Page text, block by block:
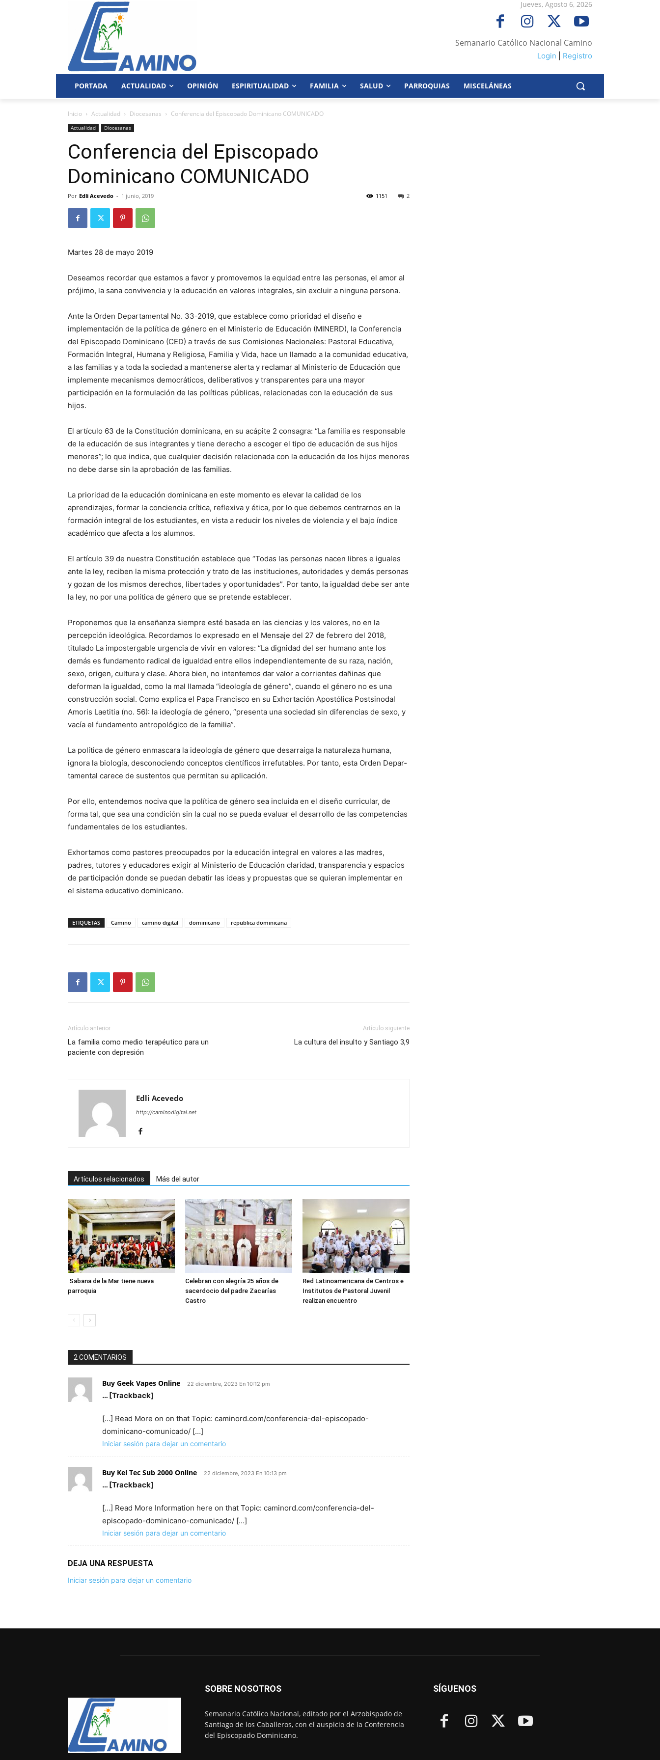
Jueves, Agosto 6, 2026
Semanario Católico Nacional Camino
Login Registro
PORTADA ACTUALIDAD OPINIÓN ESPIRITUALIDAD FAMILIA SALUD PARROQUIAS MISCELÁNEAS
Inicio Actualidad Diocesanas Conferencia del Episcopado Dominicano COMUNICADO
Actualidad Diocesanas
Conferencia del Episcopado
Dominicano COMUNICADO
Por Edli Acevedo - 1 junio, 2019 2
1151
Martes 28 de mayo 2019
Deseamos recordar que estamos a favor y promovemos la equidad entre las personas, el amor al
prójimo, la sana convivencia y la educación en ­valores integrales, sin excluir a nin­guna persona.
Ante la Orden Departa­mental No. 33-2019, que esta­blece como prioridad el diseño e
implementación de la política de género en el Minis­terio de Educación (MINERD), la Con­ferencia
del Episcopado Domi­nicano (CED) a través de sus Comisiones Nacionales: Pasto­ral Educativa,
Formación Inte­gral, Humana y Religiosa, Familia y Vida, hace un llamado a la comunidad educativa,
a las familias y a toda la sociedad a mantenerse alerta y reclamar al Ministerio de Educación que
implemente mecanismos demo­cráticos, deliberativos y transparentes para una mayor
participación en la formulación de las políticas públicas, relacionadas con la educación de sus
hijos.
El artículo 63 de la Consti­tución dominicana, en su acá­pite 2 consagra: “La familia es responsable
de la educación de sus integrantes y tiene derecho a escoger el tipo de educación de sus hijos
menores”; lo que indica, que cualquier decisión relacionada con la educación de los hijos menores
no debe darse sin la aprobación de las ­familias.
La prioridad de la educación dominicana en este momento es elevar la calidad de los
aprendizajes, formar la conciencia crítica, reflexiva y ética, por lo que debemos centrarnos en la
formación integral de los estudiantes, en vista a reducir los niveles de violencia y el bajo índice
académico que afecta a los alumnos.
El artículo 39 de nuestra Constitución establece que “Todas las personas nacen libres e iguales
ante la ley, reciben la misma protección y trato de las instituciones, autoridades y demás personas
y gozan de los mismos derechos, libertades y oportunidades”. Por tanto, la igualdad debe ser ante
la ley, no por una política de género que se pretende establecer.
Proponemos que la ense­ñanza siempre esté basada en las ciencias y los valores, no en la
percepción ideológica. Recordamos lo expresado en el Mensaje del 27 de febrero del 2018,
titulado La impostergable urgencia de vivir en valores: “La dignidad del ser humano ante los
demás es fundamento radical de igualdad entre ellos independientemente de su raza, nación,
sexo, origen, cultura y clase. Ahora bien, no intentemos dar valor a corrientes dañinas que
deforman la igualdad, como la mal ­llamada “ideología de género”, cuando el género no es una
construcción social. Como explica el Papa Francisco en su Exhortación Apostólica Postsinodal
Amoris Laetitia (no. 56): la ideología de género, “presenta una sociedad sin diferencias de sexo, y
vacía el fundamento antropológico de la familia”.
La política de género enmascara la ideo­logía de género que desarraiga la naturaleza humana,
ignora la biología, desconociendo conceptos científicos irrefutables. Por tanto, esta Orden Depar­
tamental carece de sustentos que permitan su aplicación.
Por ello, entendemos nociva que la política de género sea incluida en el diseño curricular, de
forma tal, que sea una condición sin la cual no se pueda evaluar el desarrollo de las competencias
fundamentales de los estu­diantes.
Exhortamos como pastores preocupados por la educación integral en valores a las madres,
padres, tutores y educadores exigir al Ministerio de Educa­ción claridad, transparencia y espacios
de participación donde se puedan debatir las ideas y propuestas que se quieran implementar en
el sistema educativo dominicano.
ETIQUETAS Camino camino digital dominicano republica dominicana
Artículo anterior
La familia como medio terapéutico para un
paciente con depresión
Artículo siguiente
La cultura del insulto y Santiago 3,9
Edli Acevedo
http://caminodigital.net
Artículos relacionados Más del autor
Sabana de la Mar tiene nueva
parroquia
Celebran con alegría 25 años de
sacerdocio del padre Zacarías
Castro
Red Latinoamericana de Centros e
Institutos de Pastoral Juvenil
realizan encuentro
2 COMENTARIOS
Buy Geek Vapes Online 22 diciembre, 2023 En 10:12 pm
… [Trackback]
[…] Read More on on that Topic: caminord.com/conferencia-del-episcopado-
dominicano-comunicado/ […]
Iniciar sesión para dejar un comentario
Buy Kel Tec Sub 2000 Online 22 diciembre, 2023 En 10:13 pm
… [Trackback]
[…] Read More Information here on that Topic: caminord.com/conferencia-del-
episcopado-dominicano-comunicado/ […]
Iniciar sesión para dejar un comentario
DEJA UNA RESPUESTA
Iniciar sesión para dejar un comentario
SOBRE NOSOTROS
Semanario Católico Nacional, editado por el Arzobispado de
Santiago de los Caballeros, con el auspicio de la Conferencia
del Episcopado Dominicano.
SÍGUENOS